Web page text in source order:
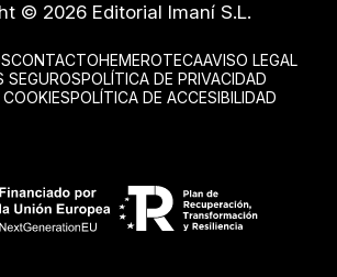
© 2026 Editorial Imaní S.L.
CONTACTOHEMEROTECAAVISO LEGAL
SEGUROSPOLÍTICA DE PRIVACIDAD
POLÍTICA DE ACCESIBILIDAD